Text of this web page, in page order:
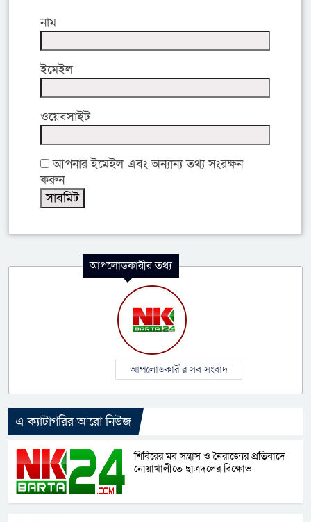
নাম
ইমেইল
ওয়েবসাইট
আপনার ইমেইল এবং অন্যান্য তথ্য সংরক্ষন
করুন
আপলোডকারীর তথ্য
আপলোডকারীর সব সংবাদ
এ ক্যাটাগরির আরো নিউজ
শিবিরের মব সন্ত্রাস ও নৈরাজ্যের প্রতিবাদে
নোয়াখালীতে ছাত্রদলের বিক্ষোভ